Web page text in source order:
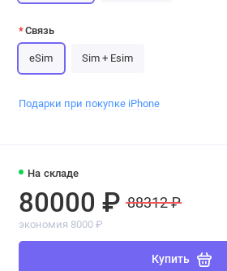
На складе
80000 ₽ 88312 ₽
экономия 8000 ₽
Купить
Связь
eSim Sim + Esim
Подарки при покупке iPhone